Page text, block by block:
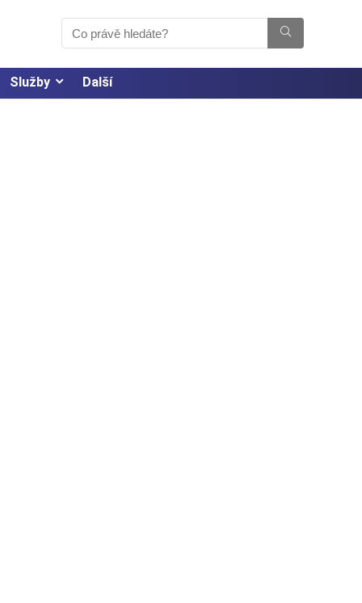
Služby Další